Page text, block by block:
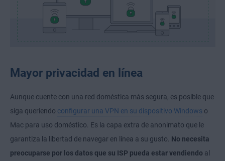
Mayor privacidad en línea
Aunque cuente con una red doméstica más segura, es posible que
siga queriendo configurar una VPN en su dispositivo Windows o
Mac para uso doméstico. Es la capa extra de anonimato que le
garantiza la libertad de navegar en línea a su gusto. No necesita
preocuparse por los datos que su ISP pueda estar vendiendo al